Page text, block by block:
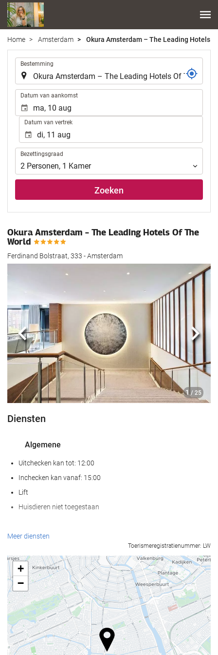
Home Amsterdam Okura Amsterdam – The Leading Hotels
Bestemming
Datum van aankomst
Datum van vertrek
Bezettingsgraad
Bezettingsgraad
2 Personen, 1 Kamer
Zoeken
Okura Amsterdam – The Leading Hotels Of The
World
Ferdinand Bolstraat, 333 - Amsterdam
1 / 25
Vorige
Diensten
Algemene
Uitchecken kan tot: 12:00
Inchecken kan vanaf: 15:00
Lift
Huisdieren niet toegestaan
Wellness
Hamam
Sauna
Gymzaal
Eten en drinken
À-la-carterestaurant
Bar
Meer diensten
Toerismeregistratienummer: LW
+
−